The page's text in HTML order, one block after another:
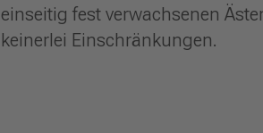
einseitig fest verwachsenen
keinerlei Einschränkungen.